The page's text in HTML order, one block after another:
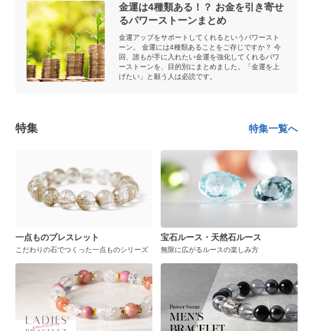
金運は4種類ある！？ お金を引き寄せ
るパワーストーンまとめ
金運アップをサポートしてくれるというパワースト
ーン。 金運には4種類あることをご存じですか？ 今
回、誰もが手に入れたい金運を強化してくれるパワ
ーストーンを、目的別にまとめました。「金運を上
げたい」と願う人は必読です。
特集 特集一覧へ
一点ものブレスレット
こだわりの石でつくった一点ものシリーズ
宝石ルース・天然石ルース
無限に広がるルースの楽しみ方